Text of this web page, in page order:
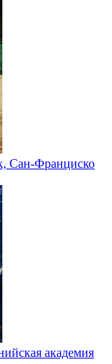
Сан-Франциско
академия